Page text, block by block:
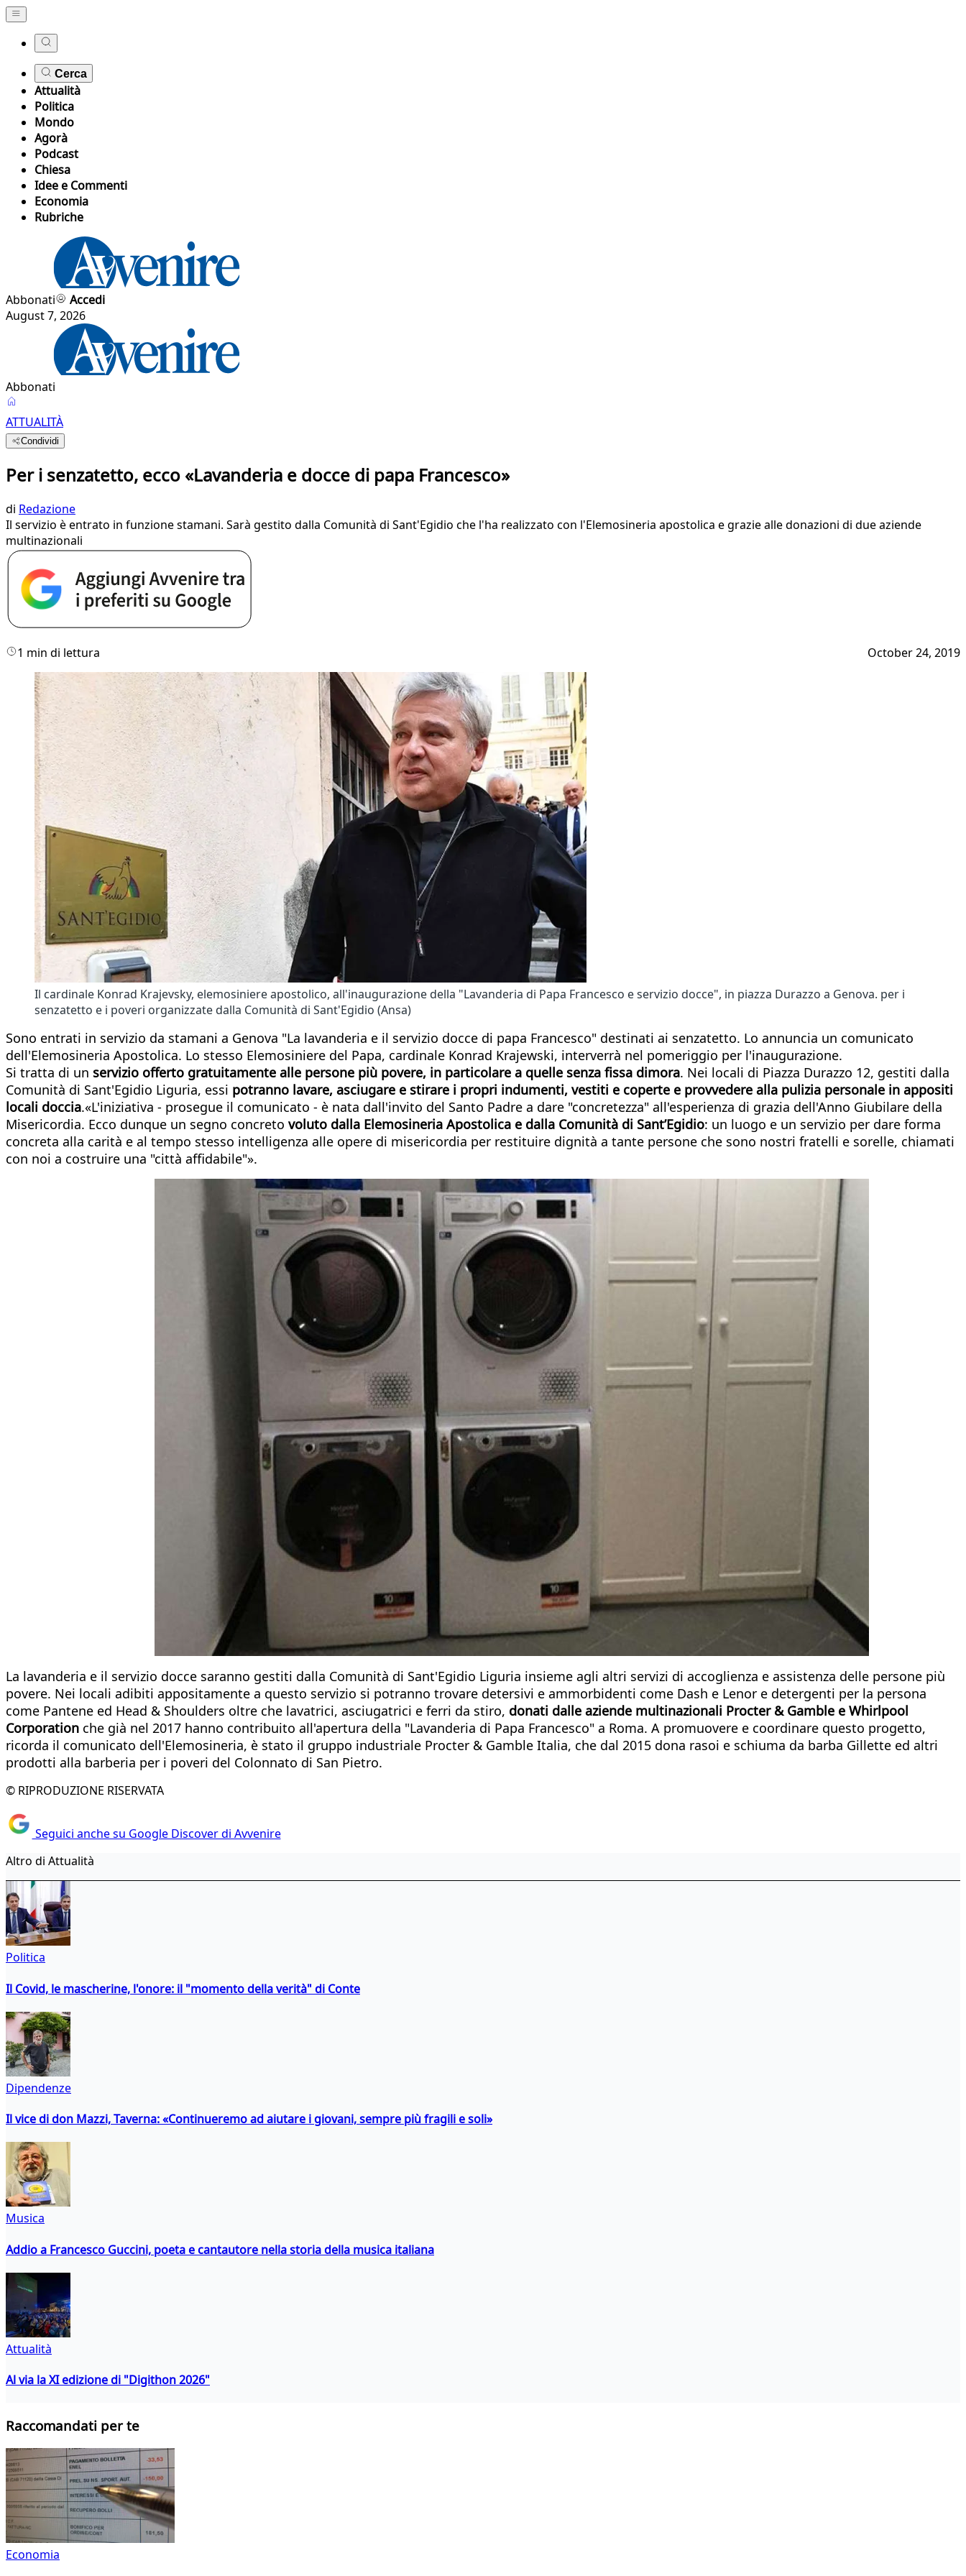
Cerca
Attualità
Politica
Mondo
Agorà
Podcast
Chiesa
Idee e Commenti
Economia
Rubriche
Abbonati
Accedi
August 7, 2026
Abbonati
ATTUALITÀ
Condividi
Per i senzatetto, ecco «Lavanderia e docce di papa Francesco»
di Redazione
Il servizio è entrato in funzione stamani. Sarà gestito dalla Comunità di Sant'Egidio che l'ha realizzato con l'Elemosineria apostolica e grazie alle donazioni di due aziende
multinazionali
1 min di lettura October 24, 2019
Il cardinale Konrad Krajevsky, elemosiniere apostolico, all'inaugurazione della "Lavanderia di Papa Francesco e servizio docce", in piazza Durazzo a Genova. per i
senzatetto e i poveri organizzate dalla Comunità di Sant'Egidio (Ansa)
Sono entrati in servizio da stamani a Genova "La lavanderia e il servizio docce di papa Francesco" destinati ai senzatetto. Lo annuncia un comunicato
dell'Elemosineria Apostolica. Lo stesso Elemosiniere del Papa, cardinale Konrad Krajewski, interverrà nel pomeriggio per l'inaugurazione.
Si tratta di un servizio offerto gratuitamente alle persone più povere, in particolare a quelle senza fissa dimora. Nei locali di Piazza Durazzo 12, gestiti dalla
Comunità di Sant'Egidio Liguria, essi potranno lavare, asciugare e stirare i propri indumenti, vestiti e coperte e provvedere alla pulizia personale in appositi
locali doccia.«L'iniziativa - prosegue il comunicato - è nata dall'invito del Santo Padre a dare "concretezza" all'esperienza di grazia dell'Anno Giubilare della
Misericordia. Ecco dunque un segno concreto voluto dalla Elemosineria Apostolica e dalla Comunità di Sant’Egidio: un luogo e un servizio per dare forma
concreta alla carità e al tempo stesso intelligenza alle opere di misericordia per restituire dignità a tante persone che sono nostri fratelli e sorelle, chiamati
con noi a costruire una "città affidabile"».
La lavanderia e il servizio docce saranno gestiti dalla Comunità di Sant'Egidio Liguria insieme agli altri servizi di accoglienza e assistenza delle persone più
povere. Nei locali adibiti appositamente a questo servizio si potranno trovare detersivi e ammorbidenti come Dash e Lenor e detergenti per la persona
come Pantene ed Head & Shoulders oltre che lavatrici, asciugatrici e ferri da stiro, donati dalle aziende multinazionali Procter & Gamble e Whirlpool
Corporation che già nel 2017 hanno contribuito all'apertura della "Lavanderia di Papa Francesco" a Roma. A promuovere e coordinare questo progetto,
ricorda il comunicato dell'Elemosineria, è stato il gruppo industriale Procter & Gamble Italia, che dal 2015 dona rasoi e schiuma da barba Gillette ed altri
prodotti alla barberia per i poveri del Colonnato di San Pietro.
© RIPRODUZIONE RISERVATA
Seguici anche su Google Discover di Avvenire
Altro di Attualità
Politica
Il Covid, le mascherine, l'onore: il "momento della verità" di Conte
Dipendenze
Il vice di don Mazzi, Taverna: «Continueremo ad aiutare i giovani, sempre più fragili e soli»
Musica
Addio a Francesco Guccini, poeta e cantautore nella storia della musica italiana
Attualità
Al via la XI edizione di "Digithon 2026"
Raccomandati per te
Economia